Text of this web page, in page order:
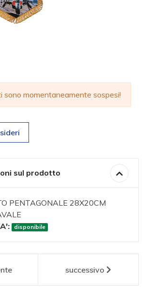
sono momentaneamente sospesi!
sul prodotto
PENTAGONALE 28X20CM
disponibile
successivo